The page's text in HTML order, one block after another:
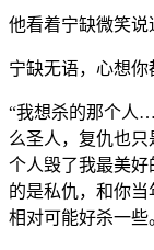
他看着宁缺微笑说
宁缺无语，心想你
“我想杀的那个人
么圣人，复仇也
个人毁了我最美
的是私仇，和你
相对可能好杀一些